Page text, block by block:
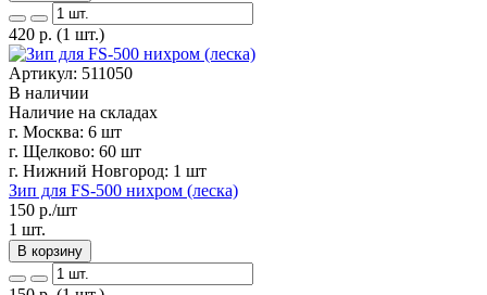
420 р. (1 шт.)
Артикул: 511050
В наличии
Наличие на складах
г. Москва: 6 шт
г. Щелково: 60 шт
г. Нижний Новгород: 1 шт
Зип для FS-500 нихром (леска)
150 р./шт
1 шт.
В корзину